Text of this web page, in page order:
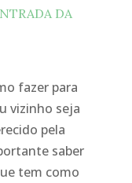
DA
fazer para
vizinho seja
pela
saber
tem como